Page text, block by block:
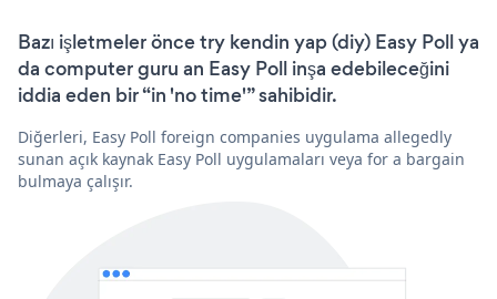
Bazı işletmeler önce try kendin yap (diy) Easy Poll ya
da computer guru an Easy Poll inşa edebileceğini
iddia eden bir “in 'no time'” sahibidir.
Diğerleri, Easy Poll foreign companies uygulama allegedly
sunan açık kaynak Easy Poll uygulamaları veya for a bargain
bulmaya çalışır.